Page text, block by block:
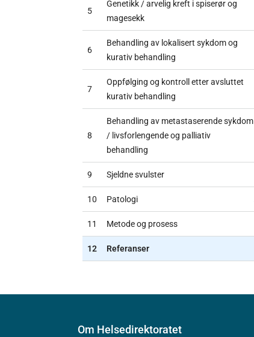
5
Genetikk / arvelig kreft i spiserør og
magesekk
6
Behandling av lokalisert sykdom og
kurativ behandling
7
Oppfølging og kontroll etter avsluttet
kurativ behandling
8
Behandling av metastaserende sykdom
/ livsforlengende og palliativ
behandling
9 Sjeldne svulster
10 Patologi
11 Metode og prosess
12 Referanser
Om Helsedirektoratet